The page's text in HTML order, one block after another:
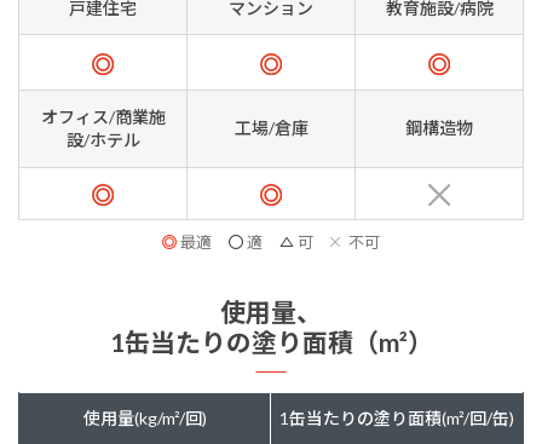
戸建住宅 マンション 教育施設/病院
オフィス/商業施
設/ホテル
工場/倉庫 鋼構造物
最適 適 可 不可
使用量、
1缶当たりの塗り面積（m²）
使用量(kg/m²/回) 1缶当たりの塗り面積(m²/回/缶)